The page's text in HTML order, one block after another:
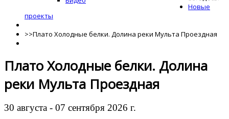
Новые
проекты
>>Плато Холодные белки. Долина реки Мульта Проездная
Плато Холодные белки. Долина
реки Мульта Проездная
30 августа - 07 сентября 2026 г.